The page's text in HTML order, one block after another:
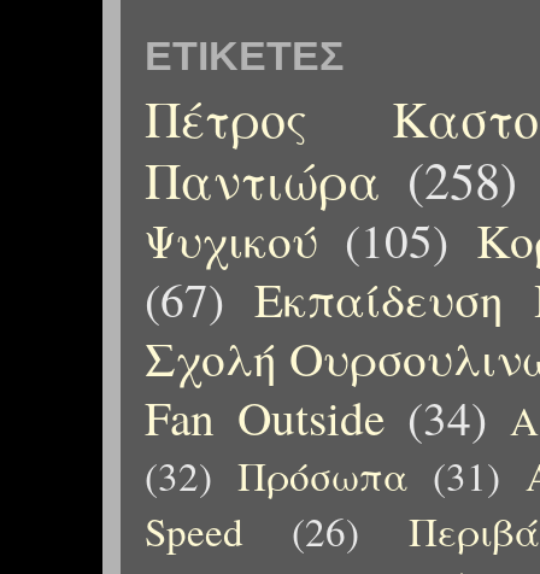
ΕΤΙΚΈΤΕΣ
Πέτρος
Παντιώρα (258)
Ψυχικού (105)
(67) Εκπαίδευση
Σχολή
Fan Outside (34)
(32) Πρόσωπα (31)
Speed
(26)